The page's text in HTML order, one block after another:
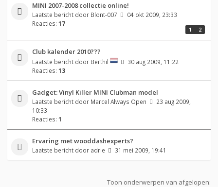
MINI 2007-2008 collectie online!
Laatste bericht door Blont-007
04 okt 2009, 23:33
Reacties: 17
1 2
Club kalender 2010???
Laatste bericht door Berthil
30 aug 2009, 11:22
Reacties: 13
Gadget: Vinyl Killer MINI Clubman model
Laatste bericht door Marcel Always Open
23 aug 2009,
10:33
Reacties: 1
Ervaring met wooddashexperts?
Laatste bericht door adrie 31 mei 2009, 19:41
Toon onderwerpen van afgelopen: